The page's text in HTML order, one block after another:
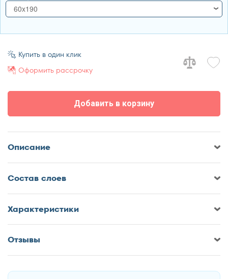
60x190
60x190
70x170
70x180
70x190
75x190
75x200
80x180
80x185
80x186
80x190
Добавить в корзину
Купить в один клик
Оформить рассрочку
Описание
Cостав слоев
Характеристики
Отзывы
Оставить отзыв о Матрас